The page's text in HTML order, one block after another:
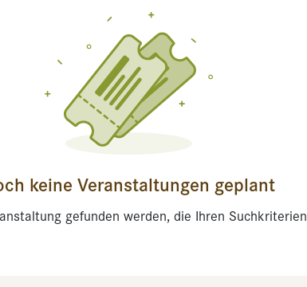
keine Veranstaltungen geplant
gefunden werden, die Ihren